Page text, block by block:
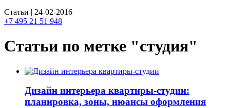
Статьи | 24-02-2016
+7 495 21 51 948
Статьи по метке "студия"
Дизайн интерьера квартиры-студии:
планировка, зоны, нюансы оформления